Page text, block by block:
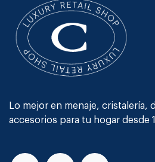
Lo mejor en menaje, cristalería,
accesorios para tu hogar desde